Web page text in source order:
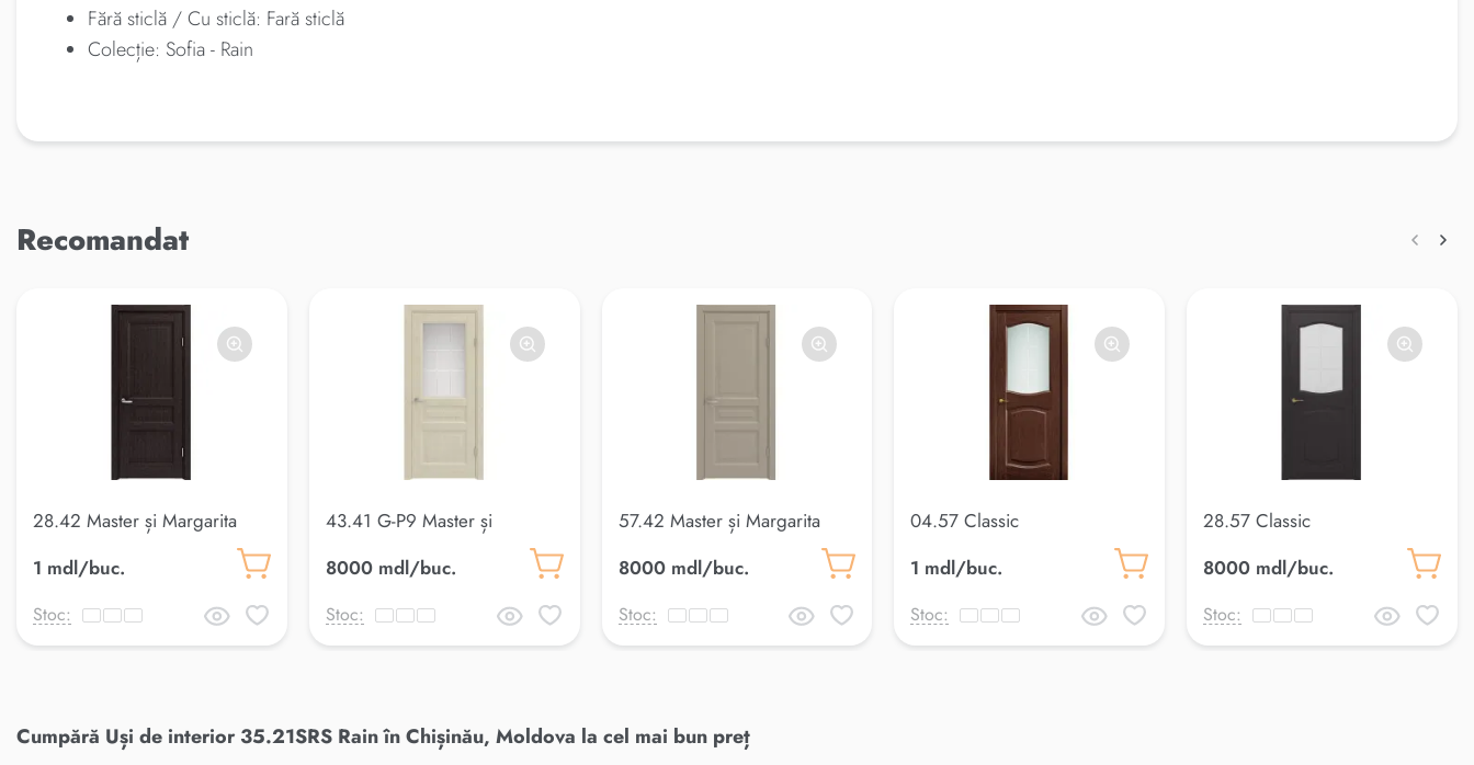
Fără sticlă / Cu sticlă: Fară sticlă
Colecție: Sofia - Rain
Recomandat
28.42 Master și Margarita
1 mdl/buc.
Stoc:
43.41 G-P9 Master și
8000 mdl/buc.
Stoc:
57.42 Master și Margarita
8000 mdl/buc.
Stoc:
04.57 Classic
1 mdl/buc.
Stoc:
28.57 Classic
8000 mdl/buc.
Stoc:
Cumpără Uși de interior 35.21SRS Rain în Chișinău, Moldova la cel mai bun preț